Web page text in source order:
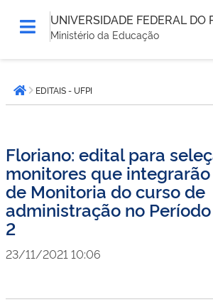
UNIVERSIDADE FEDERAL DO
Ministério da Educação
está
aqui:Página inicial
EDITAIS - UFPI
Floriano: edital para
monitores que
de Monitoria do curso de
administração no
2
23/11/2021 10:06